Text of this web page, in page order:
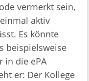
vermerkt sein,
aktiv
Es könnte
beispielsweise
in die ePA
er: Der Kollege